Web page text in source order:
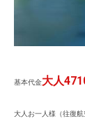
基本代金大人
大人お一人様（往復航